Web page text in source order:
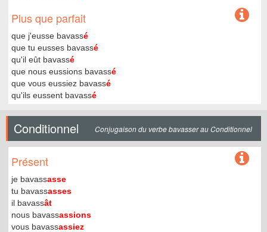
Plus que parfait
que j'eusse bavassé
que tu eusses bavassé
qu'il eût bavassé
que nous eussions bavassé
que vous eussiez bavassé
qu'ils eussent bavassé
Conditionnel Conjugaison du verbe bavasser au Conditionnel
Présent
je bavassasse
tu bavassasses
il bavassât
nous bavassassions
vous bavassassiez